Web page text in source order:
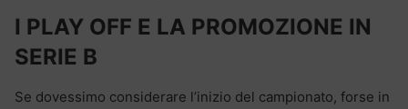
I PLAY OFF E LA PROMOZIONE IN
SERIE B
Se dovessimo considerare l’inizio del campionato, forse in